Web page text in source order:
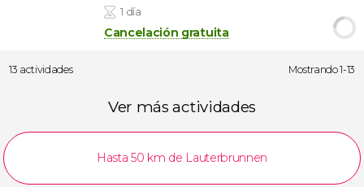
1 día
Cancelación gratuita
13 actividades Mostrando 1-13
Ver más actividades
Hasta 50 km de Lauterbrunnen